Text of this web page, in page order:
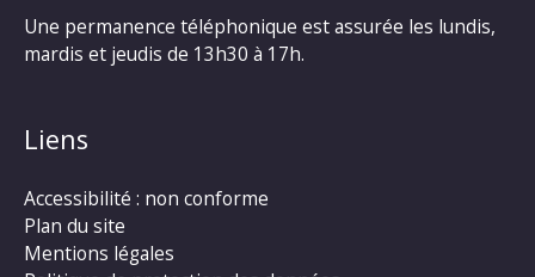
Une permanence téléphonique est assurée les lundis,
mardis et jeudis de 13h30 à 17h.
Liens
Accessibilité : non conforme
Plan du site
Mentions légales